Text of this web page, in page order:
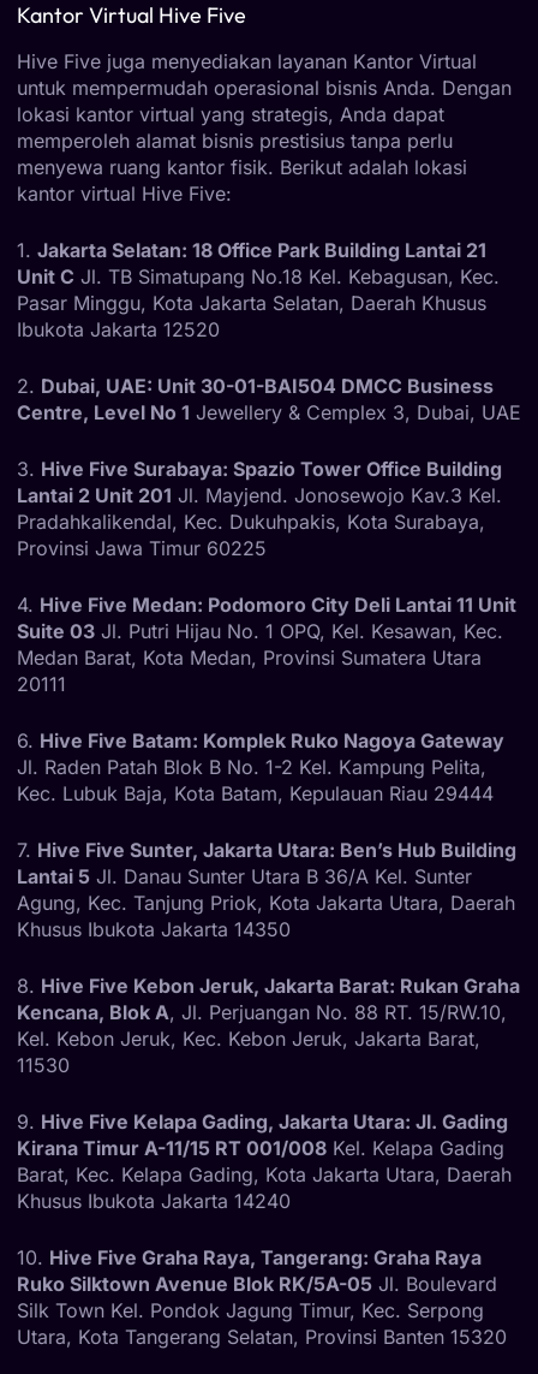
Kantor Virtual Hive Five
Hive Five juga menyediakan layanan Kantor Virtual
untuk mempermudah operasional bisnis Anda. Dengan
lokasi kantor virtual yang strategis, Anda dapat
memperoleh alamat bisnis prestisius tanpa perlu
menyewa ruang kantor fisik. Berikut adalah lokasi
kantor virtual Hive Five:
1. Jakarta Selatan: 18 Office Park Building Lantai 21
Unit C Jl. TB Simatupang No.18 Kel. Kebagusan, Kec.
Pasar Minggu, Kota Jakarta Selatan, Daerah Khusus
Ibukota Jakarta 12520
2. Dubai, UAE: Unit 30-01-BAI504 DMCC Business
Centre, Level No 1 Jewellery & Cemplex 3, Dubai, UAE
3. Hive Five Surabaya: Spazio Tower Office Building
Lantai 2 Unit 201 Jl. Mayjend. Jonosewojo Kav.3 Kel.
Pradahkalikendal, Kec. Dukuhpakis, Kota Surabaya,
Provinsi Jawa Timur 60225
4. Hive Five Medan: Podomoro City Deli Lantai 11 Unit
Suite 03 Jl. Putri Hijau No. 1 OPQ, Kel. Kesawan, Kec.
Medan Barat, Kota Medan, Provinsi Sumatera Utara
20111
6. Hive Five Batam: Komplek Ruko Nagoya Gateway
Jl. Raden Patah Blok B No. 1-2 Kel. Kampung Pelita,
Kec. Lubuk Baja, Kota Batam, Kepulauan Riau 29444
7. Hive Five Sunter, Jakarta Utara: Ben’s Hub Building
Lantai 5 Jl. Danau Sunter Utara B 36/A Kel. Sunter
Agung, Kec. Tanjung Priok, Kota Jakarta Utara, Daerah
Khusus Ibukota Jakarta 14350
8. Hive Five Kebon Jeruk, Jakarta Barat: Rukan Graha
Kencana, Blok A, Jl. Perjuangan No. 88 RT. 15/RW.10,
Kel. Kebon Jeruk, Kec. Kebon Jeruk, Jakarta Barat,
11530
9. Hive Five Kelapa Gading, Jakarta Utara: Jl. Gading
Kirana Timur A-11/15 RT 001/008 Kel. Kelapa Gading
Barat, Kec. Kelapa Gading, Kota Jakarta Utara, Daerah
Khusus Ibukota Jakarta 14240
10. Hive Five Graha Raya, Tangerang: Graha Raya
Ruko Silktown Avenue Blok RK/5A-05 Jl. Boulevard
Silk Town Kel. Pondok Jagung Timur, Kec. Serpong
Utara, Kota Tangerang Selatan, Provinsi Banten 15320